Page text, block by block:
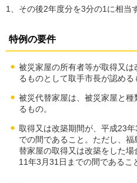
1、その後2年度分を3分の1に相当
特例の要件
被災家屋の所有者等が取得又
るものとして取手市長が認める
被災代替家屋は、被災家屋と
るもの。
取得又は改築期間が、平成23
での間であること。ただし、
替家屋の取得又は改築をした
11年3月31日までの間であるこ